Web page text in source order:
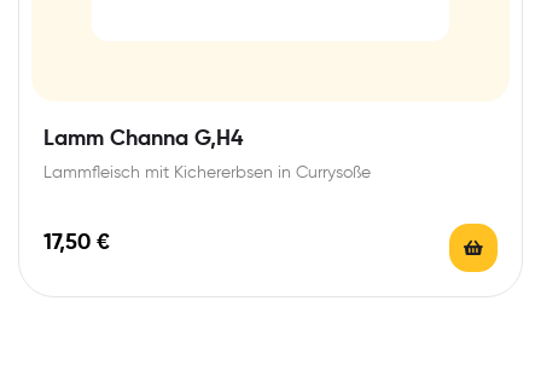
Lamm Channa G,H4
Lammfleisch mit Kichererbsen in Currysoße
17,50 €